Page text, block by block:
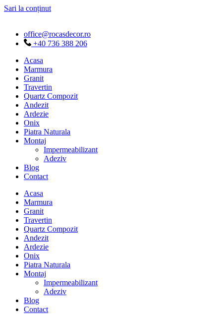
Sari la conținut
office@rocasdecor.ro
+40 736 388 206
Acasa
Marmura
Granit
Travertin
Quartz Compozit
Andezit
Ardezie
Onix
Piatra Naturala
Montaj
Impermeabilizant
Adeziv
Blog
Contact
Acasa
Marmura
Granit
Travertin
Quartz Compozit
Andezit
Ardezie
Onix
Piatra Naturala
Montaj
Impermeabilizant
Adeziv
Blog
Contact